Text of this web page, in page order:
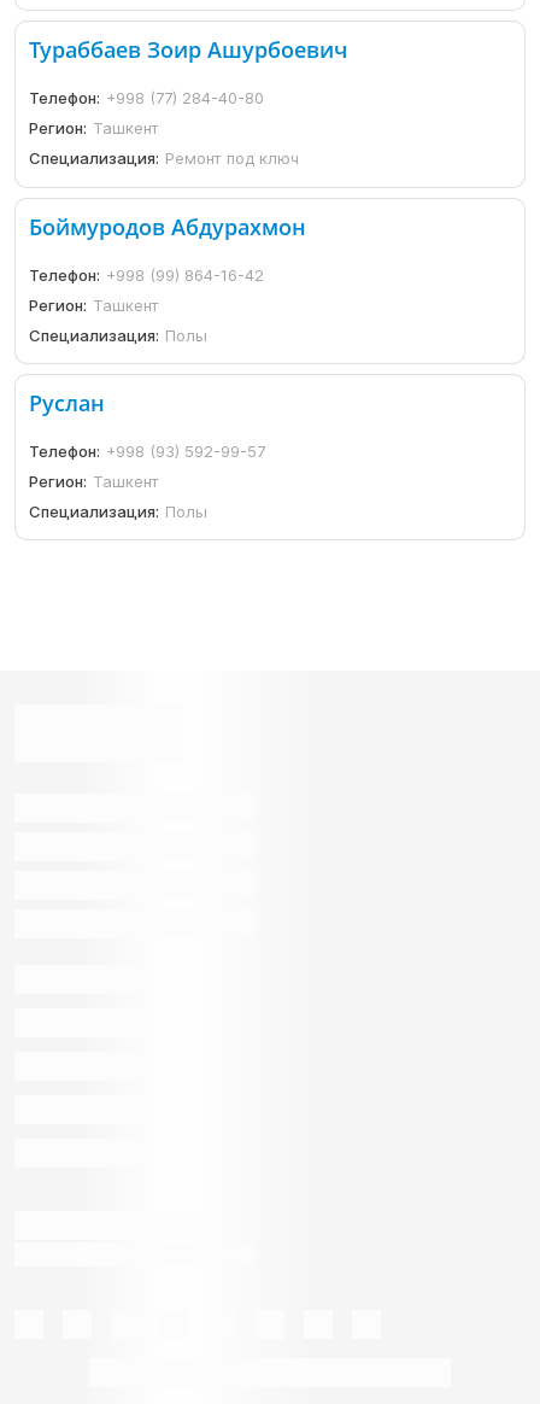
Тураббаев Зоир Ашурбоевич
Телефон: +998 (77) 284-40-80
Регион: Ташкент
Специализация: Ремонт под ключ
Боймуродов Абдурахмон
Телефон: +998 (99) 864-16-42
Регион: Ташкент
Специализация: Полы
Руслан
Телефон: +998 (93) 592-99-57
Регион: Ташкент
Специализация: Полы